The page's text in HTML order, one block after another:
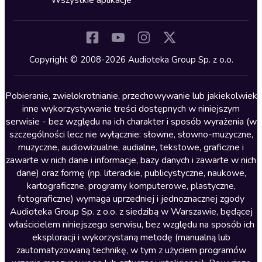
Kryminały
Lektury szkolne
Literatura anglojęzyczna
Literatura faktu
Literatura obyczajowa
Literatura piękna obca
Literatura piękna polska
Nagrania relaksacyjne
Nauka języków
Nauki humanistyczne
Podcasty i audycje
Copyright © 2008-2026 Audioteka Group Sp. z o.o.
Pobieranie, zwielokrotnianie, przechowywanie lub jakiekolwiek
inne wykorzystywanie treści dostępnych w niniejszym
serwisie - bez względu na ich charakter i sposób wyrażenia (w
szczególności lecz nie wyłącznie: słowne, słowno-muzyczne,
muzyczne, audiowizualne, audialne, tekstowe, graficzne i
zawarte w nich dane i informacje, bazy danych i zawarte w nich
dane) oraz formę (np. literackie, publicystyczne, naukowe,
kartograficzne, programy komputerowe, plastyczne,
fotograficzne) wymaga uprzedniej i jednoznacznej zgody
Audioteka Group Sp. z o.o. z siedzibą w Warszawie, będącej
właścicielem niniejszego serwisu, bez względu na sposób ich
eksploracji i wykorzystaną metodę (manualną lub
zautomatyzowaną technikę, w tym z użyciem programów